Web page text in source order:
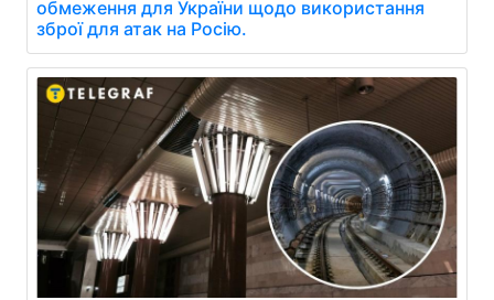
обмеження для України щодо використання
зброї для атак на Росію.